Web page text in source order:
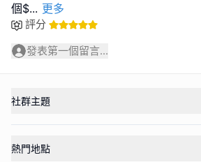
個$... 更多
評分
發表第一個留言...
社群主題
熱門地點